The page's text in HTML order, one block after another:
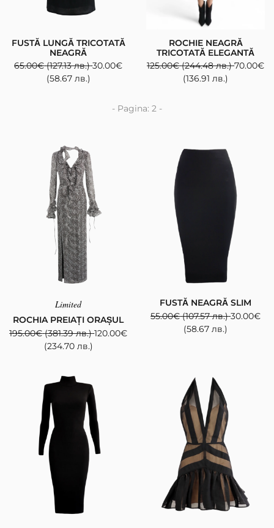
FUSTĂ LUNGĂ TRICOTATĂ
NEAGRĂ
65.00€ (127.13 лв.) 30.00€
(58.67 лв.)
ROCHIE NEAGRĂ
TRICOTATĂ ELEGANTĂ
125.00€ (244.48 лв.) 70.00€
(136.91 лв.)
- Pagina: 2 -
Limited
ROCHIA PREIAȚI ORAȘUL
195.00€ (381.39 лв.) 120.00€
(234.70 лв.)
FUSTĂ NEAGRĂ SLIM
55.00€ (107.57 лв.) 30.00€
(58.67 лв.)